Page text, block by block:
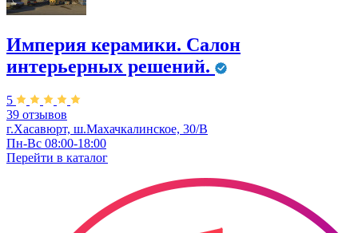
Империя керамики. Салон
интерьерных решений.
5
39 отзывов
г.Хасавюрт, ш.Махачкалинское, 30/В
Пн-Вс 08:00-18:00
Перейти в каталог